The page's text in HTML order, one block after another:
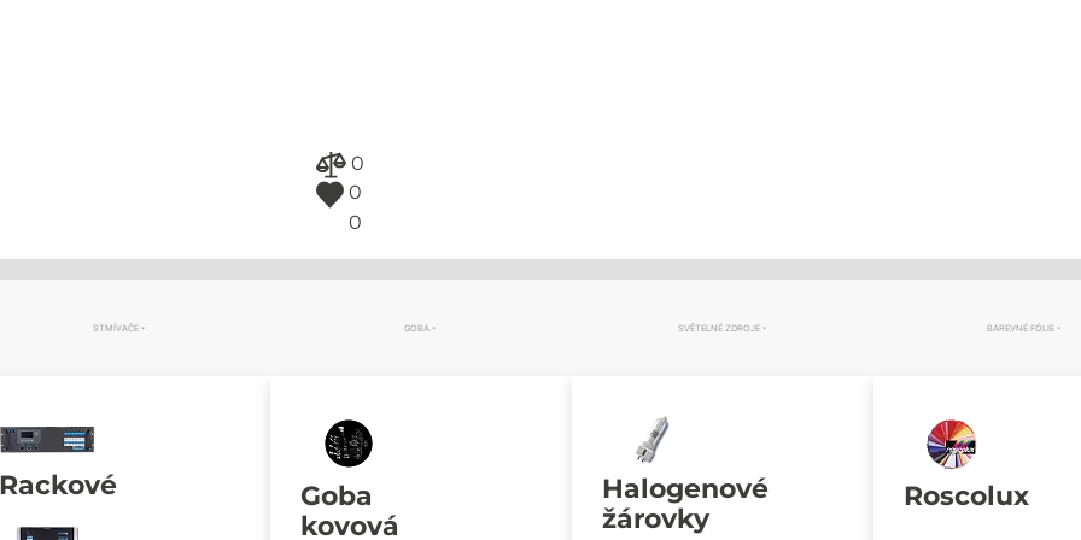
0
0
0
STMÍVAČE
Rackové
GOBA
Goba
kovová
SVĚTELNÉ ZDROJE
Halogenové
žárovky
BAREVNÉ FÓLIE
Roscolux